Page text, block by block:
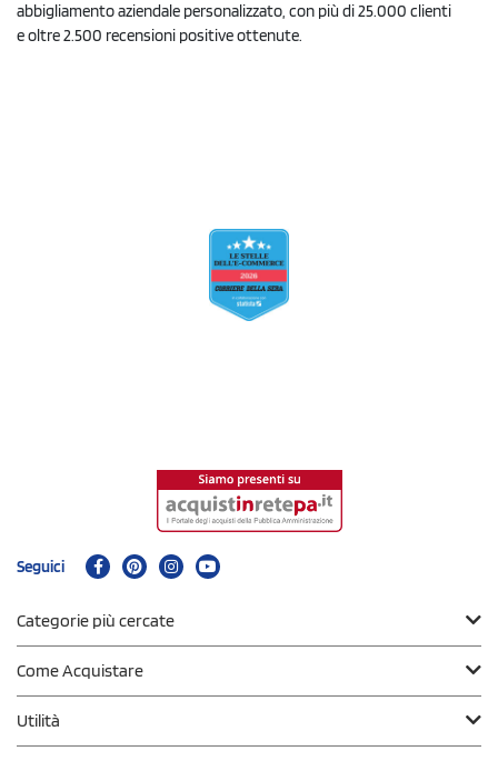
abbigliamento aziendale personalizzato, con più di 25.000 clienti
e oltre 2.500 recensioni positive ottenute.
Seguici
Categorie più cercate
Come Acquistare
Utilità